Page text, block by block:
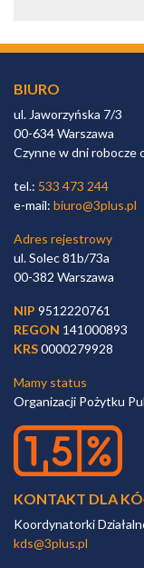
BIURO
ul. Jaworzyńska 7/3
00-634 Warszawa
Czynne w dni robocze
tel.: 533 473 244
e-mail: biuro@3plus.pl
Adres rejestrowy
ul. Solec 81b/73a
00-382 Warszawa
NIP 9512220761
REGON 141000893
KRS0000279928
Mamy status
Organizacji Pożytku
KONTAKT DLA
Koordynatorki
kds@3plus.pl